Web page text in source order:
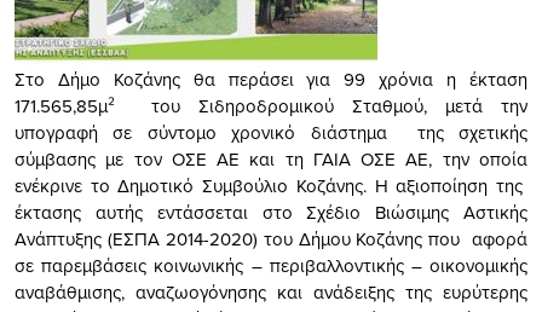
Στο Δήμο Κοζάνης θα περάσει για 99 χρόνια η έκταση
171.565,85μ² του Σιδηροδρομικού Σταθμού, μετά την
υπογραφή σε σύντομο χρονικό διάστημα της σχετικής
σύμβασης με τον ΟΣΕ ΑΕ και τη ΓΑΙΑ ΟΣΕ ΑΕ, την οποία
ενέκρινε το Δημοτικό Συμβούλιο Κοζάνης. Η αξιοποίηση της
έκτασης αυτής εντάσσεται στο Σχέδιο Βιώσιμης Αστικής
Ανάπτυξης (ΕΣΠΑ 2014-2020) του Δήμου Κοζάνης που αφορά
σε παρεμβάσεις κοινωνικής – περιβαλλοντικής – οικονομικής
αναβάθμισης, αναζωογόνησης και ανάδειξης της ευρύτερης